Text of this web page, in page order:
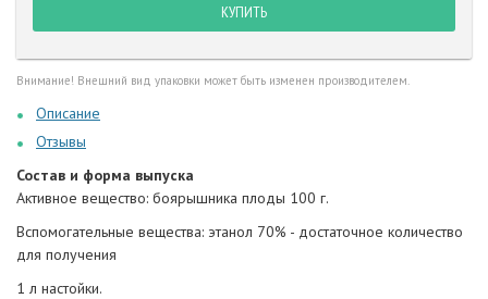
КУПИТЬ
Внимание! Внешний вид упаковки может быть изменен производителем.
Описание
Отзывы
Состав и форма выпуска
Активное вещество: боярышника плоды 100 г.
Вспомогательные вещества: этанол 70% - достаточное количество
для получения
1 л настойки.